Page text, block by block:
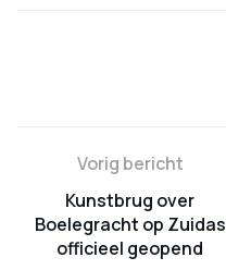
Vorig bericht
Kunstbrug over
Boelegracht op Zuidas
officieel geopend